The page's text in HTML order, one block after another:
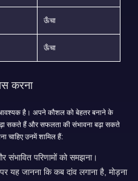
ऊँचा
ऊँचा
करना
है। अपने कौशल को बेहतर बनाने के
सकते हैं और सफलता की संभावना बढ़ा सकते
चाहिए उनमें शामिल हैं:
परिणामों को समझना।
यह जानना कि कब दांव लगाना है, मोड़ना